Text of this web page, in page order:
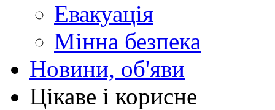
Евакуація
Мінна безпека
Новини, об'яви
Цікаве і корисне